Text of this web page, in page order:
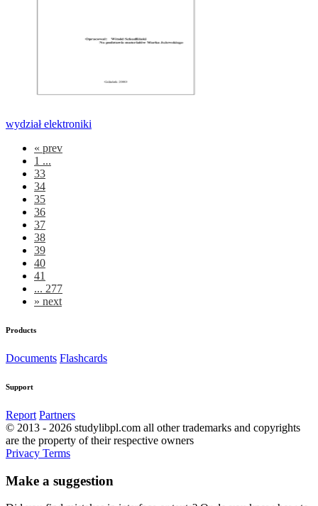
wydział elektroniki
« prev
1 ...
33
34
35
36
37
38
39
40
41
... 277
» next
Products
Documents Flashcards
Support
Report Partners
© 2013 - 2026 studylibpl.com all other trademarks and copyrights
are the property of their respective owners
Privacy Terms
Make a suggestion